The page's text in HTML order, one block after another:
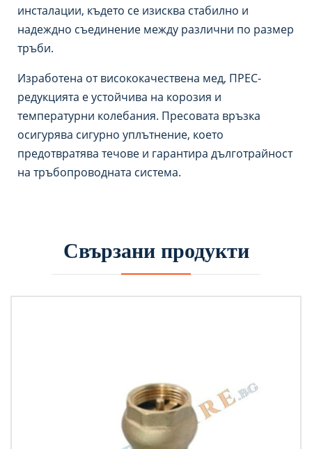
инсталации, където се изисква стабилно и
надеждно съединение между различни по размер
тръби.
Изработена от висококачествена мед, ПРЕС-
редукцията е устойчива на корозия и
температурни колебания. Пресовата връзка
осигурява сигурно уплътнение, което
предотвратява течове и гарантира дълготрайност
на тръбопроводната система.
Свързани продукти